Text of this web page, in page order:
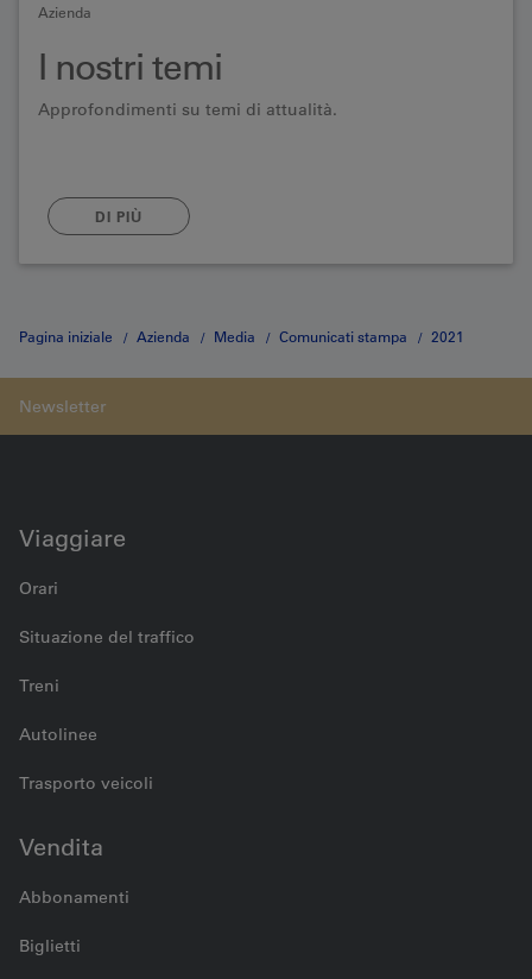
Azienda
I nostri temi
Approfondimenti su temi di attualità.
DI PIÙ
Pagina iniziale Azienda Media Comunicati stampa 2021
Viaggiare
Orari
Situazione del traffico
Treni
Autolinee
Trasporto veicoli
Vendita
Abbonamenti
Biglietti